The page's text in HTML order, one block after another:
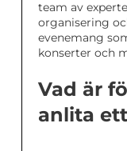
team av
organisering
evenemang
konserter och
Vad är
anlita